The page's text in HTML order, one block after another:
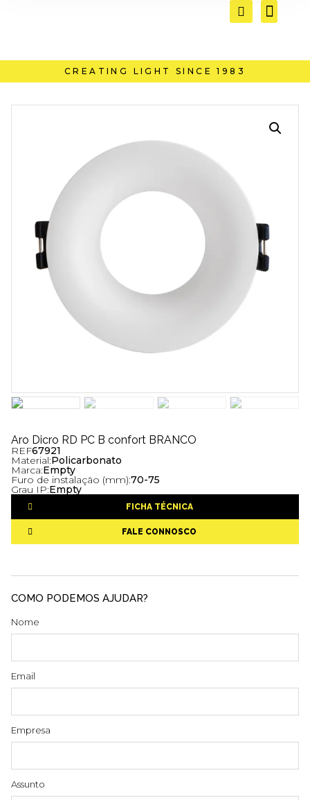
CREATING LIGHT SINCE 1983
Aro Dicro RD PC B confort BRANCO
REF67921
Material:Policarbonato
Marca:Empty
Furo de instalação (mm):70-75
Grau IP:Empty
FICHA TÉCNICA
FALE CONNOSCO
COMO PODEMOS AJUDAR?
Nome
Email
Empresa
Assunto